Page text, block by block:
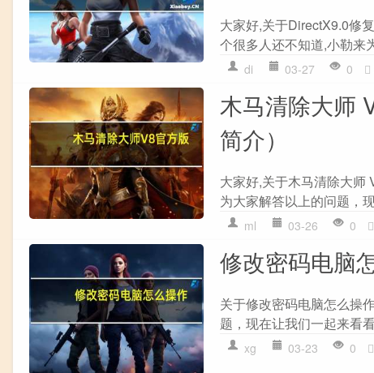
大家好,关于DirectX9.0修
个很多人还不知道,小勒来
di 03-27 0
木马清除大师
简介）
大家好,关于木马清除大师
为大家解答以上的问题
ml 03-26 0
修改密码电脑
关于修改密码电脑怎么操
题，现在让我们一起来看
xg 03-23 0